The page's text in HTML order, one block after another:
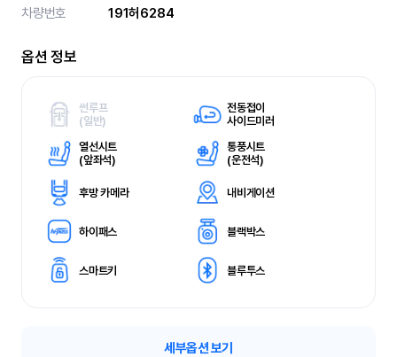
차량번호
191허6284
옵션 정보
썬루프
(일반)
전동접이
사이드미러
열선시트
(앞좌석)
통풍시트
(운전석)
후방 카메라 내비게이션
하이패스 블랙박스
스마트키 블루투스
세부옵션 보기